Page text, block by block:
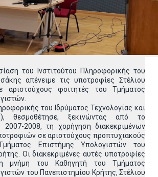
του Ινστιτούτου Πληροφορικής του
απένειμε τις υποτροφίες Στέλιου
αριστούχους φοιτητές του Τμήματος
του Ιδρύματος Τεχνολογίας και
θεσμοθέτησε, ξεκινώντας από το
2007-2008, τη χορήγηση διακεκριμένων
σε αριστούχους προπτυχιακούς
Επιστήμης Υπολογιστών του
Οι διακεκριμένες αυτές υποτροφίες
μνήμη του Καθηγητή του Τμήματος
του Πανεπιστημίου Κρήτης, Στέλιου